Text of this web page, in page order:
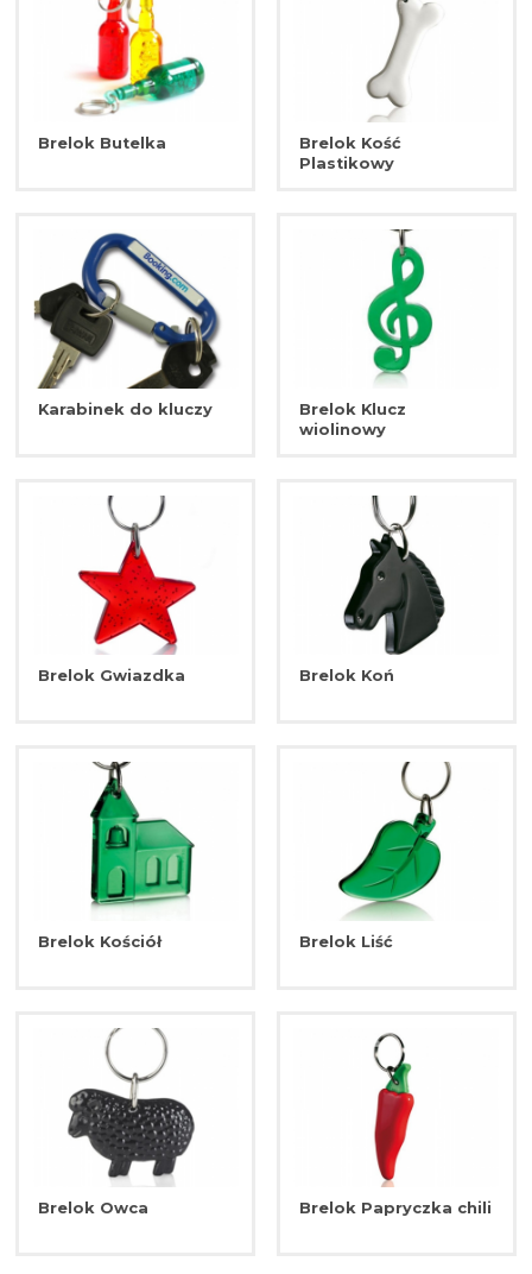
Brelok Butelka
Brelok Kość
Plastikowy
Karabinek do kluczy
Brelok Klucz
wiolinowy
Brelok Gwiazdka Brelok Koń
Brelok Kościół Brelok Liść
Brelok Owca Brelok Papryczka chili